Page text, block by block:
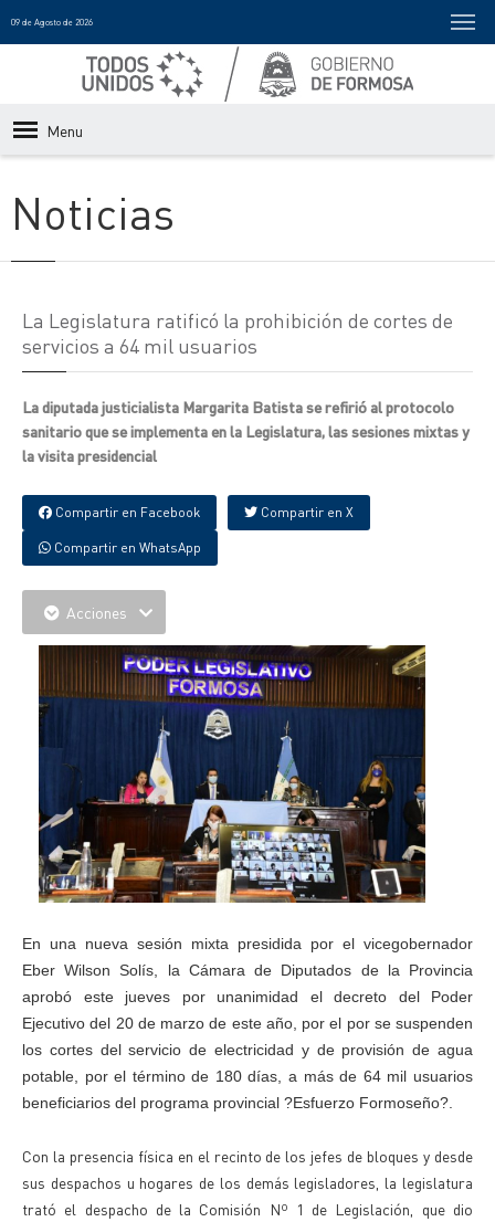
09 de Agosto de 2026
Menu
Noticias
La Legislatura ratificó la prohibición de cortes de
servicios a 64 mil usuarios
La diputada justicialista Margarita Batista se refirió al protocolo
sanitario que se implementa en la Legislatura, las sesiones mixtas y
la visita presidencial
Compartir en Facebook Compartir en X
Compartir en WhatsApp
Acciones
En una nueva sesión mixta presidida por el vicegobernador
Eber Wilson Solís, la Cámara de Diputados de la Provincia
aprobó este jueves por unanimidad el decreto del Poder
Ejecutivo del 20 de marzo de este año, por el por se suspenden
los cortes del servicio de electricidad y de provisión de agua
potable, por el término de 180 días, a más de 64 mil usuarios
beneficiarios del programa provincial ?Esfuerzo Formoseño?.
Con la presencia física en el recinto de los jefes de bloques y desde
sus despachos u hogares de los demás legisladores, la legislatura
trató el despacho de la Comisión Nº 1 de Legislación, que dio